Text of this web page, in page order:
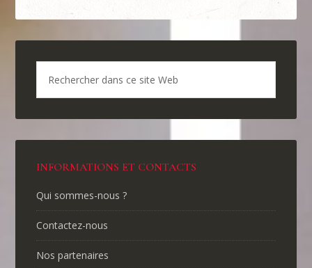
INFORMATIONS ET CONTACTS
Qui sommes-nous ?
Contactez-nous
Nos partenaires